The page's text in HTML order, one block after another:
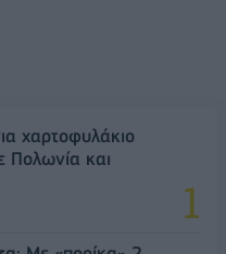
χαρτοφυλάκιο
και